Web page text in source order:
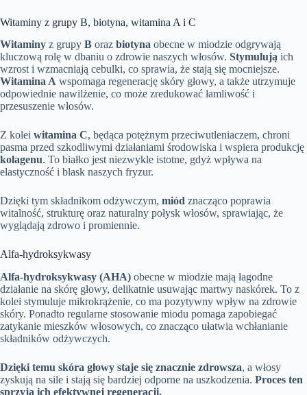
Witaminy z grupy B, biotyna, witamina A i C
Witaminy z grupy B oraz biotyna obecne w miodzie odgrywają
kluczową rolę w dbaniu o zdrowie naszych włosów. Stymulują ich
wzrost i wzmacniają cebulki, co sprawia, że stają się mocniejsze.
Witamina A wspomaga regenerację skóry głowy, a także utrzymuje
odpowiednie nawilżenie, co może zredukować łamliwość i
przesuszenie włosów.
Z kolei witamina C, będąca potężnym przeciwutleniaczem, chroni
pasma przed szkodliwymi działaniami środowiska i wspiera produkcję
kolagenu. To białko jest niezwykle istotne, gdyż wpływa na
elastyczność i blask naszych fryzur.
Dzięki tym składnikom odżywczym, miód znacząco poprawia
witalność, strukturę oraz naturalny połysk włosów, sprawiając, że
wyglądają zdrowo i promiennie.
Alfa-hydroksykwasy
Alfa-hydroksykwasy (AHA) obecne w miodzie mają łagodne
działanie na skórę głowy, delikatnie usuwając martwy naskórek. To z
kolei stymuluje mikrokrążenie, co ma pozytywny wpływ na zdrowie
skóry. Ponadto regularne stosowanie miodu pomaga zapobiegać
zatykanie mieszków włosowych, co znacząco ułatwia wchłanianie
składników odżywczych.
Dzięki temu skóra głowy staje się znacznie zdrowsza, a włosy
zyskują na sile i stają się bardziej odporne na uszkodzenia. Proces ten
sprzyja ich efektywnej regeneracji.